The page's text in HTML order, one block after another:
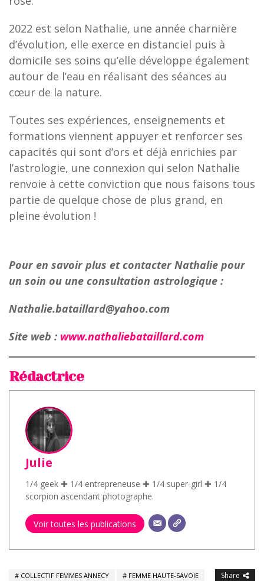
2022 est selon Nathalie, une année charnière
d’évolution, elle exerce en distanciel puis à
domicile ses soins qu’elle développe également
autour de l’eau en réalisant des séances au
cœur de la nature.
Toutes ses expériences, enseignements et
formations viennent appuyer et renforcer ses
capacités qui sont d’ors et déjà enrichies par
l’astrologie, une connexion qui selon Nathalie
renvoie à cette conviction que nous faisons tous
partie de quelque chose de plus grand, en
pleine évolution !
Pour en savoir plus et contacter Nathalie pour
un soin ou une consultation astrologique :
Nathalie.bataillard@yahoo.com
Site web : www.nathaliebataillard.com
Rédactrice
Julie
1/4 geek ✚ 1/4 entrepreneuse ✚ 1/4 super-girl ✚ 1/4
scorpion ascendant photographe.
Voir toutes les publications
COLLECTIF FEMMES ANNECY FEMME HAUTE-SAVOIE Share